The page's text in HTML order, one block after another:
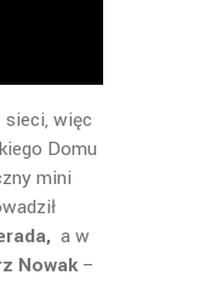
więc
Domu
mini
a w
Nowak–